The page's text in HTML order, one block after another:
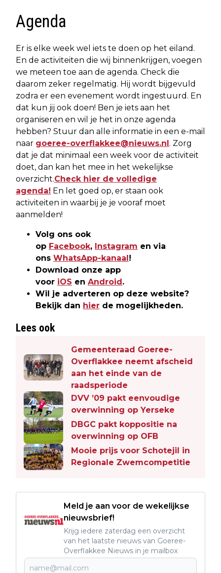
Agenda
Er is elke week wel iets te doen op het eiland.
En de activiteiten die wij binnenkrijgen, voegen
we meteen toe aan de agenda. Check die
daarom zeker regelmatig. Hij wordt bijgevuld
zodra er een evenement wordt ingestuurd. En
dat kun jij ook doen! Ben je iets aan het
organiseren en wil je het in onze agenda
hebben? Stuur dan alle informatie in een e-mail
naar goeree-overflakkee@nieuws.nl. Zorg
dat je dat minimaal een week voor de activiteit
doet, dan kan het mee in het wekelijkse
overzicht.Check hier de volledige
agenda! En let goed op, er staan ook
activiteiten in waarbij je je vooraf moet
aanmelden!
Volg ons ook
op Facebook, Instagram en via
ons WhatsApp-kanaal!
Download onze app
voor iOS en Android.
Wil je adverteren op deze website?
Bekijk dan hier de mogelijkheden.
Lees ook
Gemeenteraad Goeree-
Overflakkee neemt afscheid
aan het einde van de
raadsperiode
DVV ’09 pakt eenvoudige
overwinning op Yerseke
DBGC pakt koppositie na
overwinning op OFB
Mooie prijs voor Schotejil in
Regionale Zwemcompetitie
Meld je aan voor de wekelijkse
nieuwsbrief!
Krijg iedere zaterdag een overzicht
van het laatste nieuws van Goeree-
Overflakkee Nieuws in je mailbox